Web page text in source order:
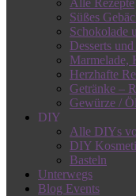
Alle Rezepte
Süßes
Schokolade
Desserts
Marmelade,
Herzhafte
Getränke –
Gewürze /
DIY
Alle DIYs
DIY
Basteln
Unterwegs
Blog Events